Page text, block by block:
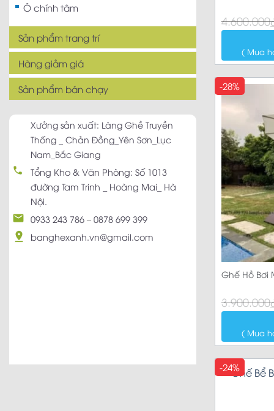
Ô chính tâm
Sản phẩm trang trí
Hàng giảm giá
Sản phẩm bán chạy
Xưởng sản xuất: Làng Ghề Truyền
Thống _ Chản Đồng_Yên Sơn_Lục
Nam_Bắc Giang
Tổng Kho & Văn Phòng: Số 1013
đường Tam Trinh _ Hoàng Mai_ Hà
Nội.
0933 243 786 – 0878 699 399
banghexanh.vn@gmail.com
4.600.000
Giá
gốc
là:
Giá
hiện
tại
3.390.000₫.
( Mua
-28%
Ghế Hồ Bơi
3.900.000
Giá
gốc
là:
Giá
hiện
tại
2.790.000₫.
( Mua
-24%